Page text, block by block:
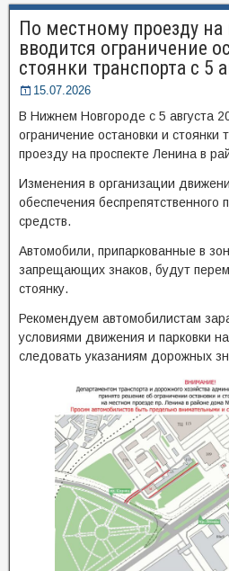
По местному проезду
вводится ограничение
стоянки транспорта с 5
15.07.2026
В Нижнем Новгороде с 5 августа
ограничение остановки и стоянки
проезду на проспекте Ленина в
Изменения в организации
обеспечения беспрепятственного
средств.
Автомобили, припаркованные в
запрещающих знаков, будут
стоянку.
Рекомендуем автомобилистам
условиями движения и парковки
следовать указаниям дорожных